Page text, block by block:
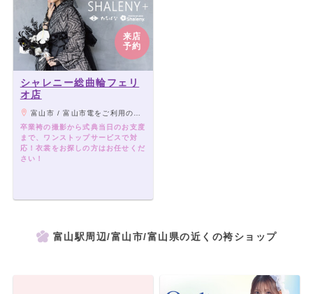
来店
予約
シャレニー総曲輪フェリ
オ店
富山市 / 富山市電をご利用の場合 グランドプラザ前停留場より徒歩約1分 JR・あいの風とやま鉄道をご利用の場合 富山駅より徒歩約20分 富山地方鉄道をご利用の場合 富山駅より市内電車(西町)徒歩約3分 富山駅より市内電車(グランドプラザ前)徒歩約1分
卒業袴の撮影から式典当日のお支度
まで、ワンストップサービスで対
応！衣裳をお探しの方はお任せくだ
さい！
富山駅周辺/富山市/富山県の近くの袴ショップ